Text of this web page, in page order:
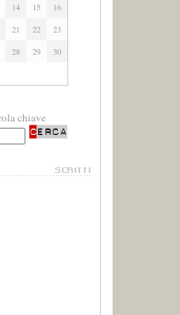
14 15
16
21 22
23
28 29
30
chiave